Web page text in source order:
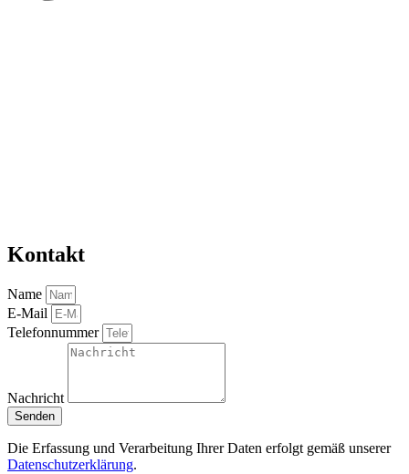
Kontakt
Name
E-Mail
Telefonnummer
Nachricht
Senden
Die Erfassung und Verarbeitung Ihrer Daten erfolgt gemäß unserer
Datenschutzerklärung.